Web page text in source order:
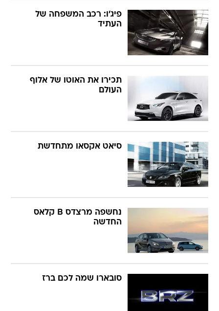
פיג'ו: רכב המשפחה של
העתיד
תכירו את האוטו של אלוף
העולם
סיאט אקסאו מתחדשת
נחשפה מרצדס B קלאס
החדשה
סובארו שמה לכם ברז